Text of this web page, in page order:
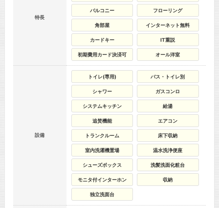
特長
バルコニー フローリング
角部屋 インターネット無料
カードキー IT重説
初期費用カード決済可 オール洋室
設備
トイレ(専用) バス・トイレ別
シャワー ガスコンロ
システムキッチン 給湯
追焚機能 エアコン
トランクルーム 床下収納
室内洗濯機置場 温水洗浄便座
シューズボックス 洗髪洗面化粧台
モニタ付インターホン 収納
独立洗面台